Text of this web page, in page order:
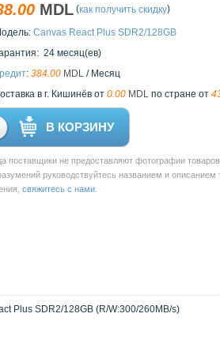
MDL (как получить скидку)
Canvas React Plus SDR2/128GB
24 месяц(ев)
: 384.00 MDL / Месяц
в г. Кишинёв от 0.00 MDL по стране от
В КОРЗИНУ
поставщики не предоставляют фотографии
руководствуйтесь названием и описанием
свяжитесь с нами
Plus SDR2/128GB (R/W:300/260MB/s)